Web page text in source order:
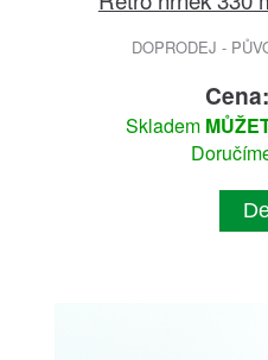
DOPRODEJ -
Skladem